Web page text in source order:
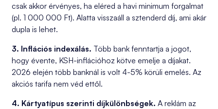
csak akkor érvényes, ha eléred a havi minimum forgalmat
(pl. 1 000 000 Ft). Alatta visszaáll a sztenderd díj, ami akár
dupla is lehet.
3. Inflációs indexálás. Több bank fenntartja a jogot,
hogy évente, KSH-inflációhoz kötve emelje a díjakat.
2026 elején több banknál is volt 4-5% körüli emelés. Az
akciós tarifa nem véd ettől.
4. Kártyatípus szerinti díjkülönbségek. A reklám az